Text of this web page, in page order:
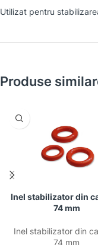
Utilizat pentru
Produse
Inel stabilizator din
74 mm
Inel stabilizator din
74 mm